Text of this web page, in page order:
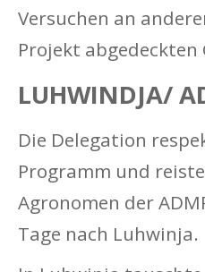
Versuchen an
Projekt abgedeckten
LUHWINDJA/
Die Delegation
Programm und
Agronomen der
Tage nach Luhwinja.